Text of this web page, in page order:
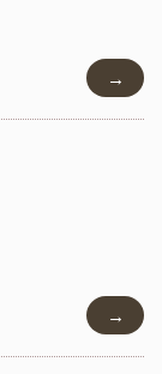
→
→